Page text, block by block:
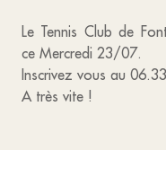
Le Tennis Club de
ce Mercredi 23/07.
Inscrivez vous au
A très vite !